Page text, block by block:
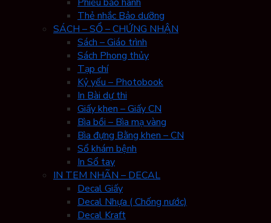
Phiếu bảo hành
Thẻ nhắc Bảo dưỡng
SÁCH – SỔ – CHỨNG NHẬN
Sách – Giáo trình
Sách Phong thủy
Tạp chí
Kỷ yếu – Photobook
In Bài dự thi
Giấy khen – Giấy CN
Bìa bồi – Bìa mạ vàng
Bìa đựng Bằng khen – CN
Sổ khám bệnh
In Sổ tay
IN TEM NHÃN – DECAL
Decal Giấy
Decal Nhựa ( Chống nước)
Decal Kraft